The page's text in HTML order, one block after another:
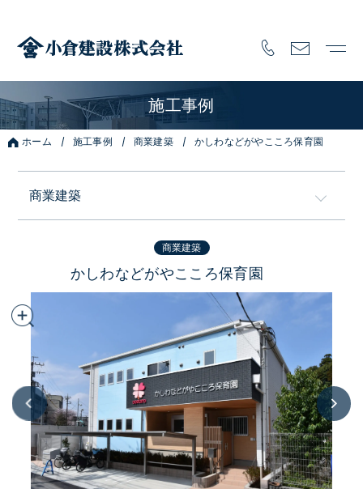
施工事例
ホーム 施工事例 商業建築 かしわなどがやこころ保育園
商業建築
注文住宅
リフォーム
分譲住宅
商業建築
かしわなどがやこころ保育園